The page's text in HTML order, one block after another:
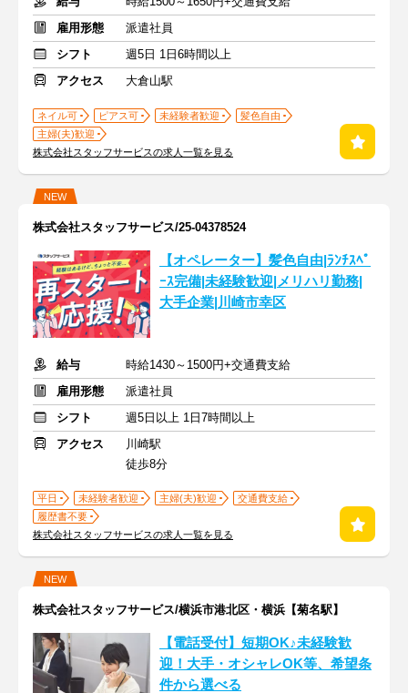
雇用形態
派遣社員
シフト
週5日 1日6時間以上
アクセス
大倉山駅
ネイル可 ピアス可 未経験者歓迎
髪色自由
主婦(夫)歓迎
株式会社スタッフサービスの求人一覧を見る
NEW
株式会社スタッフサービス/25-04378524
【オペレーター】髪色自由|ﾗﾝﾁｽﾍﾟ
ｰｽ完備|未経験歓迎|メリハリ勤務|
大手企業|川崎市幸区
給与
時給1430～1500円+交通費支給
雇用形態
派遣社員
シフト
週5日以上 1日7時間以上
アクセス
川崎駅
徒歩8分
平日 未経験者歓迎 主婦(夫)歓迎
交通費支給
履歴書不要
株式会社スタッフサービスの求人一覧を見る
NEW
株式会社スタッフサービス/横浜市港北区・横浜【菊名駅】
【電話受付】短期OK♪未経験歓
迎！大手・オシャレOK等、希望条
件から選べる